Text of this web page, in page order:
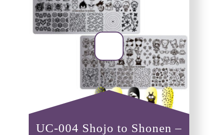
UC-004 Shojo to Shonen –